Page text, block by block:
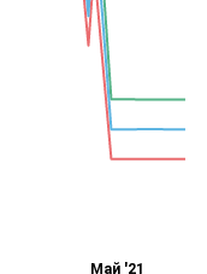
Май '21